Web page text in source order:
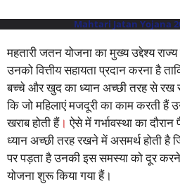
Mahtari Jatan Yojana
महतारी जतन योजना का मुख्य उद्देश्य
उनको वित्तीय सहायता प्रदान करना है
बच्चे और खुद का ध्यान अच्छी तरह से
कि जो महिलाएं मजदूरी का काम करती हैं
खराब होती हैं। ऐसे में गर्भावस्था का
ध्यान अच्छी तरह रखने में असमर्थ होती
पर पड़ता है उनकी इस समस्या को दूर
योजना शुरू किया गया हैं।